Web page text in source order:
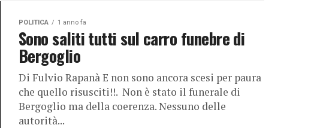
POLITICA 1 anno fa
Sono saliti tutti sul carro funebre di
Bergoglio
Di Fulvio Rapanà E non sono ancora scesi per paura
che quello risusciti!!. Non è stato il funerale di
Bergoglio ma della coerenza. Nessuno delle
autorità...